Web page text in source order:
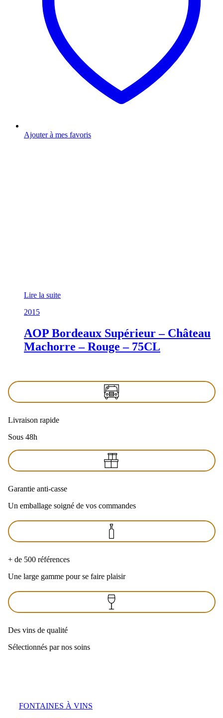
Ajouter à mes favoris
Lire la suite
2015
AOP Bordeaux Supérieur – Château
Machorre – Rouge – 75CL
Livraison rapide
Sous 48h
Garantie anti-casse
Un emballage soigné de vos commandes
+ de 500 références
Une large gamme pour se faire plaisir
Des vins de qualité
Sélectionnés par nos soins
FONTAINES À VINS